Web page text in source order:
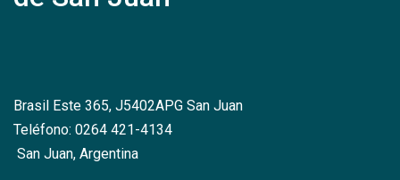
Brasil Este 365, J5402APG San Juan
Teléfono: 0264 421-4134
San Juan, Argentina